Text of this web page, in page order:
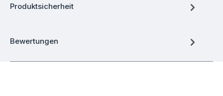
Produktsicherheit
Bewertungen